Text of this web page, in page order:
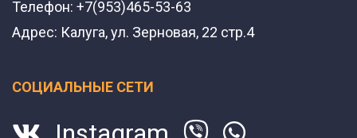
Телефон: +7(953)465-53-63
Адрес: Калуга, ул. Зерновая, 22 стр.4
СОЦИАЛЬНЫЕ СЕТИ